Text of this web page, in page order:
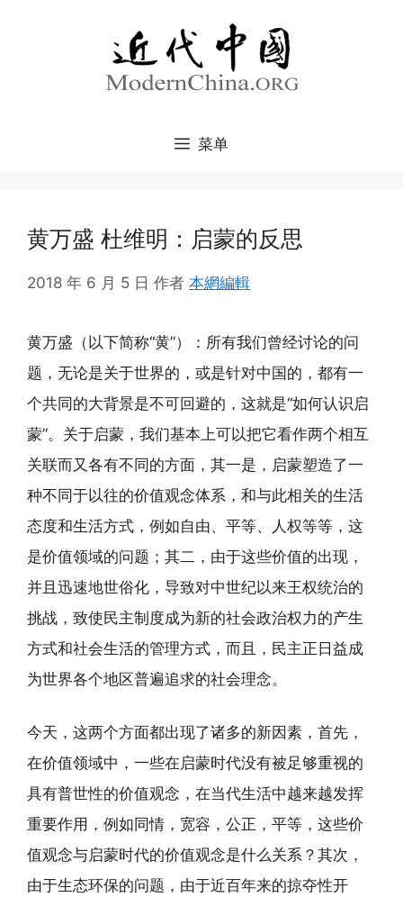
菜单
黄万盛 杜维明：启蒙的反思
2018 年 6 月 5 日 作者 本網編輯
黄万盛（以下简称“黄”）：所有我们曾经讨论的问
题，无论是关于世界的，或是针对中国的，都有一
个共同的大背景是不可回避的，这就是“如何认识启
蒙”。关于启蒙，我们基本上可以把它看作两个相互
关联而又各有不同的方面，其一是，启蒙塑造了一
种不同于以往的价值观念体系，和与此相关的生活
态度和生活方式，例如自由、平等、人权等等，这
是价值领域的问题；其二，由于这些价值的出现，
并且迅速地世俗化，导致对中世纪以来王权统治的
挑战，致使民主制度成为新的社会政治权力的产生
方式和社会生活的管理方式，而且，民主正日益成
为世界各个地区普遍追求的社会理念。
今天，这两个方面都出现了诸多的新因素，首先，
在价值领域中，一些在启蒙时代没有被足够重视的
具有普世性的价值观念，在当代生活中越来越发挥
重要作用，例如同情，宽容，公正，平等，这些价
值观念与启蒙时代的价值观念是什么关系？其次，
由于生态环保的问题，由于近百年来的掠夺性开